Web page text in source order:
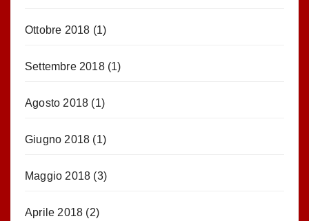
Ottobre 2018 (1)
Settembre 2018(1)
Agosto 2018 (1)
Giugno 2018 (1)
Maggio 2018 (3)
Aprile 2018 (2)